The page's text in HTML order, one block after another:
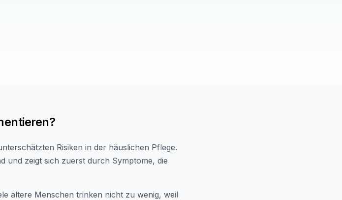
Risiken in der häuslichen Pflege.
und zeigt sich zuerst durch Symptome, die
ältere Menschen trinken nicht zu wenig, weil